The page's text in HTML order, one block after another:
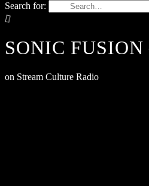
Search for:
SONIC
on Stream Culture Radio